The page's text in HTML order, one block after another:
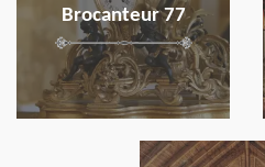
Brocanteur 77
en savoir